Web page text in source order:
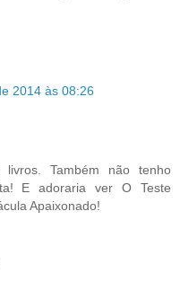
2014 às 08:26
Também não tenho
E adoraria ver O Teste
Apaixonado!